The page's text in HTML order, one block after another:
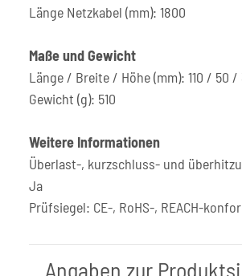
Länge Netzkabel (mm): 1800
Maße und Gewicht
Länge / Breite / Höhe (mm): 110 / 50 /
Gewicht (g): 510
Weitere Informationen
Überlast-, kurzschluss- und
Ja
Prüfsiegel: CE-, RoHS-, REACH-
Angaben zur